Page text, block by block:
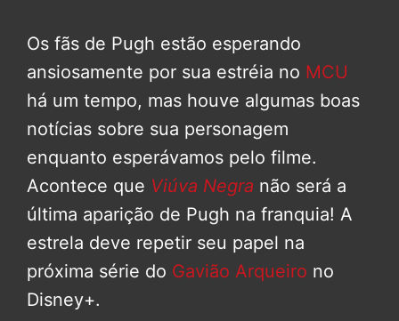
Os fãs de Pugh estão esperando
ansiosamente por sua estréia no MCU
há um tempo, mas houve algumas boas
notícias sobre sua personagem
enquanto esperávamos pelo filme.
Acontece que Viúva Negra não será a
última aparição de Pugh na franquia! A
estrela deve repetir seu papel na
próxima série do Gavião Arqueiro no
Disney+.